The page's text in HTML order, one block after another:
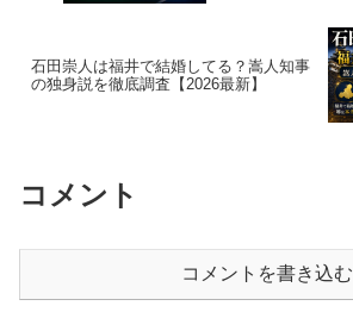
石田崇人は福井で結婚してる？嵩人知事
の独身説を徹底調査【2026最新】
コメント
コメントを書き込む